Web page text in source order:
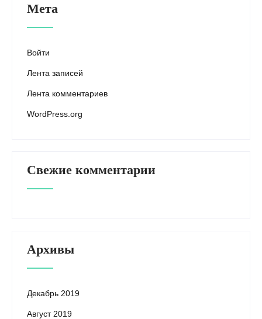
Мета
Войти
Лента записей
Лента комментариев
WordPress.org
Свежие комментарии
Архивы
Декабрь 2019
Август 2019